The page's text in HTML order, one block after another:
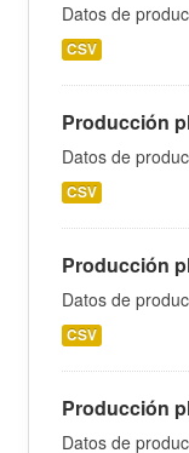
Datos de
CSV
Producción
Datos de
CSV
Producción
Datos de
CSV
Producción
Datos de